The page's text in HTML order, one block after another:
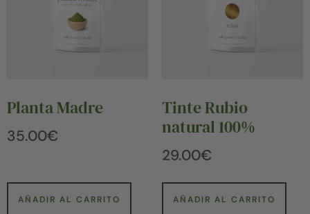
Planta Madre
35.00€
AÑADIR AL CARRITO
Tinte Rubio
natural 100%
29.00€
AÑADIR AL CARRITO